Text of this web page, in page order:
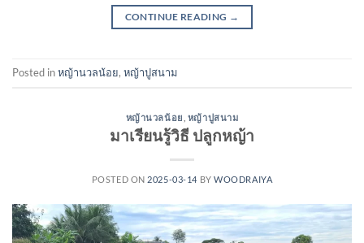
CONTINUE READING →
Posted inหญ้านวลน้อย, หญ้าปูสนาม
หญ้านวลน้อย หญ้าปูสนาม
มาเรียนรู้วิธี ปลูกหญ้า
POSTED ON 2025-03-14 BYWOODRAIYA